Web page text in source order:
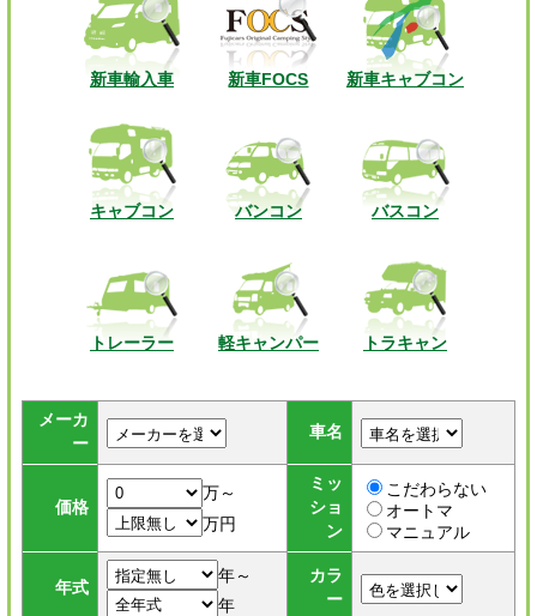
新車輸入車 新車FOCS 新車キャブコン
キャブコン バンコン バスコン
トレーラー 軽キャンパー トラキャン
メーカ
ー
車名
価格
万～
万円
ミッ
ショ
ン
こだわらない
オートマ
マニュアル
年式
年～
年
カラ
ー